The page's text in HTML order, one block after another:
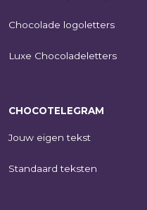
Chocolade logoletters
Luxe Chocoladeletters
CHOCOTELEGRAM
Jouw eigen tekst
Standaard teksten